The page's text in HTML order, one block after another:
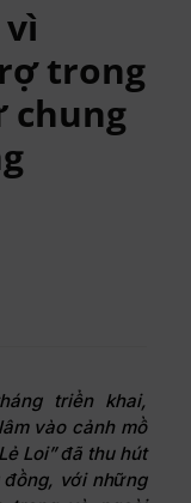
trong
chung
triển khai,
vào cảnh mồ
Loi” đã thu hút
với những